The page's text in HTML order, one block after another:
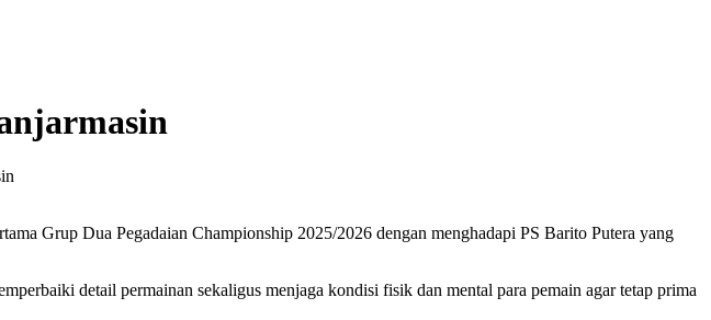
Grup Dua Pegadaian Championship 2025/2026 dengan menghadapi PS Barito Putera yang
detail permainan sekaligus menjaga kondisi fisik dan mental para pemain agar tetap prima